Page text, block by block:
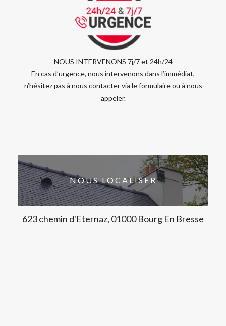
NOUS INTERVENONS 7j/7 et 24h/24
En cas d’urgence, nous intervenons dans l’immédiat,
n’hésitez pas à nous contacter via le formulaire ou à nous
appeler.
NOUS LOCALISER
623 chemin d'Eternaz, 01000 Bourg En Bresse